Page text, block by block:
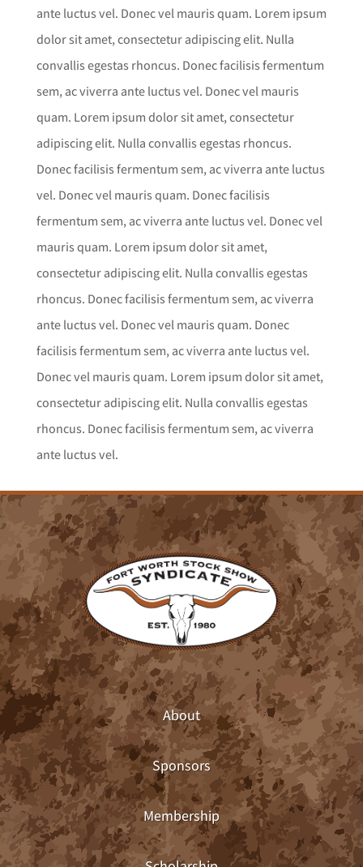
ante luctus vel. Donec vel mauris quam. Lorem ipsum
dolor sit amet, consectetur adipiscing elit. Nulla
convallis egestas rhoncus. Donec facilisis fermentum
sem, ac viverra ante luctus vel. Donec vel mauris
quam. Lorem ipsum dolor sit amet, consectetur
adipiscing elit. Nulla convallis egestas rhoncus.
Donec facilisis fermentum sem, ac viverra ante luctus
vel. Donec vel mauris quam. Donec facilisis
fermentum sem, ac viverra ante luctus vel. Donec vel
mauris quam. Lorem ipsum dolor sit amet,
consectetur adipiscing elit. Nulla convallis egestas
rhoncus. Donec facilisis fermentum sem, ac viverra
ante luctus vel. Donec vel mauris quam. Donec
facilisis fermentum sem, ac viverra ante luctus vel.
Donec vel mauris quam. Lorem ipsum dolor sit amet,
consectetur adipiscing elit. Nulla convallis egestas
rhoncus. Donec facilisis fermentum sem, ac viverra
ante luctus vel.
About
Sponsors
Membership